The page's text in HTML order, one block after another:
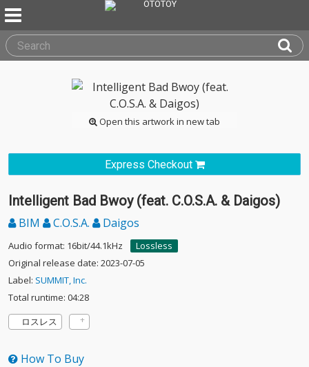
Open this artwork in new tab
Express Checkout
Intelligent Bad Bwoy (feat. C.O.S.A. & Daigos)
BIM C.O.S.A. Daigos
Audio format: 16bit/44.1kHz
Lossless
Original release date: 2023-07-05
Label: SUMMIT, Inc.
Total runtime: 04:28
ロスレス
How To Buy